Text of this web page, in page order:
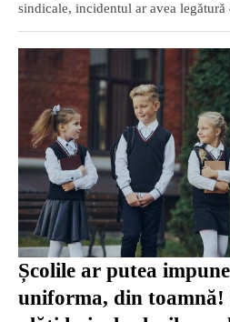
sindicale, incidentul ar avea legătură
Școlile ar putea
uniforma, din toamnă!